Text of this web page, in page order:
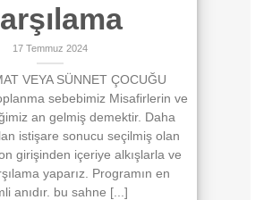
17 Temmuz 2024
VEYA SÜNNET ÇOCUĞU
sebebimiz Misafirlerin ve
an gelmiş demektir. Daha
istişare sonucu seçilmiş olan
girişinden içeriye alkışlarla ve
yaparız. Programın en
anıdır. bu sahne [...]